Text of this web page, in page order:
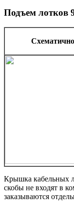
Подъем лотков
Крышка кабельных
скобы не входят в
заказываются